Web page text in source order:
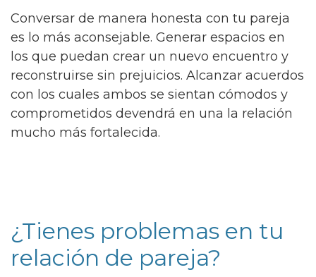
Conversar de manera honesta con tu pareja
es lo más aconsejable. Generar espacios en
los que puedan crear un nuevo encuentro y
reconstruirse sin prejuicios. Alcanzar acuerdos
con los cuales ambos se sientan cómodos y
comprometidos devendrá en una la relación
mucho más fortalecida.
¿Tienes problemas en tu
relación de pareja?